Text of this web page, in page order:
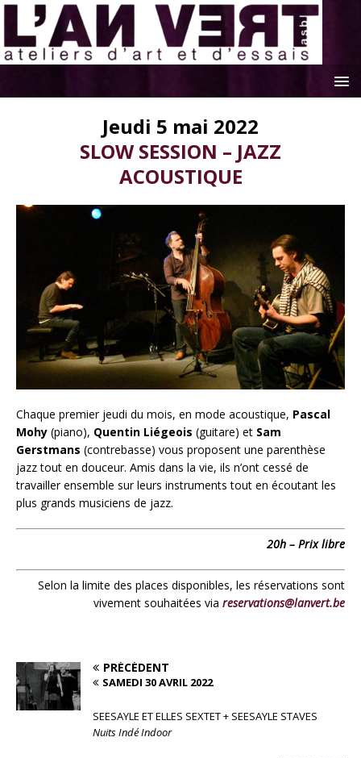
Jeudi 5 mai 2022
SLOW SESSION – JAZZ
ACOUSTIQUE
Chaque premier jeudi du mois, en mode acoustique, Pascal
Mohy (piano), Quentin Liégeois (guitare) et Sam
Gerstmans (contrebasse) vous proposent une parenthèse
jazz tout en douceur. Amis dans la vie, ils n’ont cessé de
travailler ensemble sur leurs instruments tout en écoutant les
plus grands musiciens de jazz.
20h – Prix libre
Selon la limite des places disponibles, les réservations sont
vivement souhaitées via reservations@lanvert.be
PRÉCÉDENT
SAMEDI 30 AVRIL 2022
SEESAYLE ET ELLES SEXTET + SEESAYLE STAVES
Nuits Indé Indoor